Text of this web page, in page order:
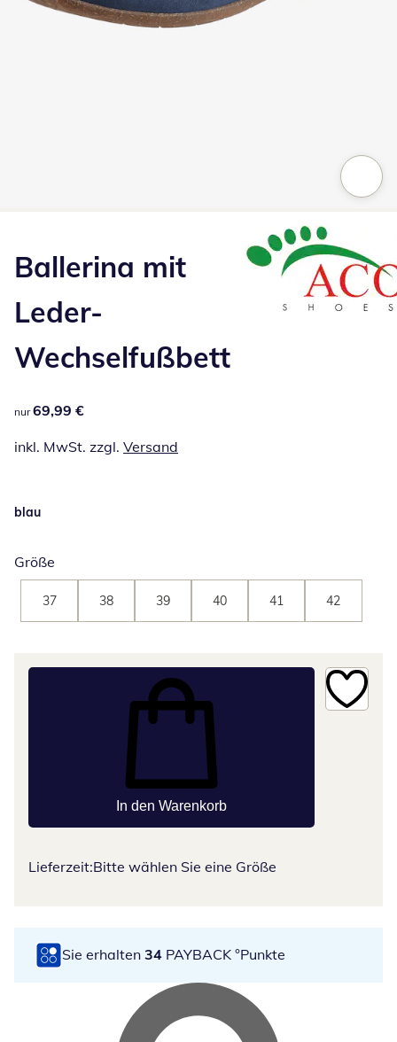
Ballerina mit
Leder-
Wechselfußbett
69,99 €
nur 69,99 €
inkl. MwSt. zzgl. Versand
blau
Größe
37 38 39 40 41 42
In den Warenkorb
Lieferzeit:Bitte wählen Sie eine Größe
Sie erhalten 34 PAYBACK °Punkte